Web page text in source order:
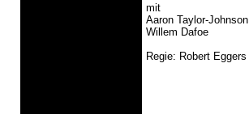
mit
Aaron Taylor-Johnson,
Willem Dafoe
Regie: Robert Eggers